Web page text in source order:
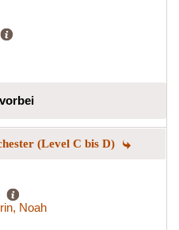
(Level C bis D)
Noah